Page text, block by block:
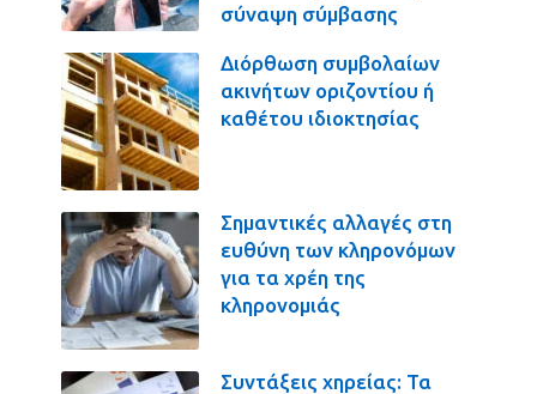
σύναψη σύμβασης
Διόρθωση συμβολαίων
ακινήτων οριζοντίου ή
καθέτου ιδιοκτησίας
Σημαντικές αλλαγές στη
ευθύνη των κληρονόμων
για τα χρέη της
κληρονομιάς
Συντάξεις χηρείας: Τα